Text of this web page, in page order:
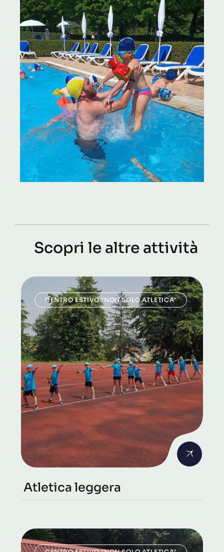
Scopri le altre attività
CENTRO ESTIVO "NON SOLO ATLETICA"
Atletica leggera